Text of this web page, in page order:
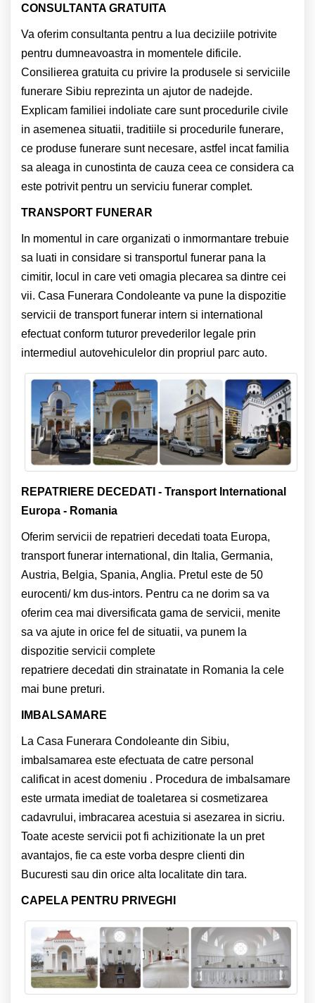
CONSULTANTA GRATUITA
Va oferim consultanta pentru a lua deciziile potrivite
pentru dumneavoastra in momentele dificile.
Consilierea gratuita cu privire la produsele si serviciile
funerare Sibiu reprezinta un ajutor de nadejde.
Explicam familiei indoliate care sunt procedurile civile
in asemenea situatii, traditiile si procedurile funerare,
ce produse funerare sunt necesare, astfel incat familia
sa aleaga in cunostinta de cauza ceea ce considera ca
este potrivit pentru un serviciu funerar complet.
TRANSPORT FUNERAR
In momentul in care organizati o inmormantare trebuie
sa luati in considare si transportul funerar pana la
cimitir, locul in care veti omagia plecarea sa dintre cei
vii. Casa Funerara Condoleante va pune la dispozitie
servicii de transport funerar intern si international
efectuat conform tuturor prevederilor legale prin
intermediul autovehiculelor din propriul parc auto.
REPATRIERE DECEDATI - Transport International
Europa - Romania
Oferim servicii de repatrieri decedati toata Europa,
transport funerar international, din Italia, Germania,
Austria, Belgia, Spania, Anglia. Pretul este de 50
eurocenti/ km dus-intors. Pentru ca ne dorim sa va
oferim cea mai diversificata gama de servicii, menite
sa va ajute in orice fel de situatii, va punem la
dispozitie servicii complete
repatriere decedati din strainatate in Romania la cele
mai bune preturi.
IMBALSAMARE
La Casa Funerara Condoleante din Sibiu,
imbalsamarea este efectuata de catre personal
calificat in acest domeniu . Procedura de imbalsamare
este urmata imediat de toaletarea si cosmetizarea
cadavrului, imbracarea acestuia si asezarea in sicriu.
Toate aceste servicii pot fi achizitionate la un pret
avantajos, fie ca este vorba despre clienti din
Bucuresti sau din orice alta localitate din tara.
CAPELA PENTRU PRIVEGHI